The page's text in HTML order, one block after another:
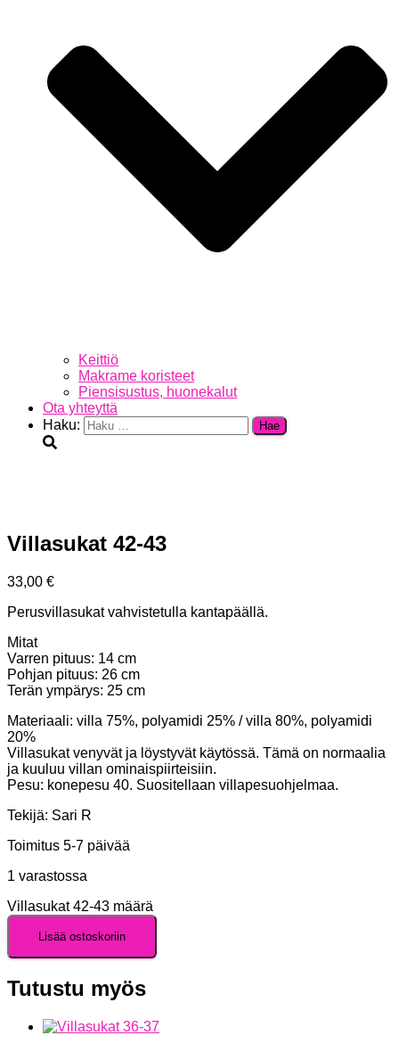
Keittiö
Makrame koristeet
Piensisustus, huonekalut
Ota yhteyttä
Haku:
Villasukat 42-43
33,00 €
Perusvillasukat vahvistetulla kantapäällä.
Mitat
Varren pituus: 14 cm
Pohjan pituus: 26 cm
Terän ympärys: 25 cm
Materiaali: villa 75%, polyamidi 25% / villa 80%, polyamidi
20%
Villasukat venyvät ja löystyvät käytössä. Tämä on normaalia
ja kuuluu villan ominaispiirteisiin.
Pesu: konepesu 40. Suositellaan villapesuohjelmaa.
Tekijä: Sari R
Toimitus 5-7 päivää
1 varastossa
Villasukat 42-43 määrä
Lisää ostoskoriin
Tutustu myös